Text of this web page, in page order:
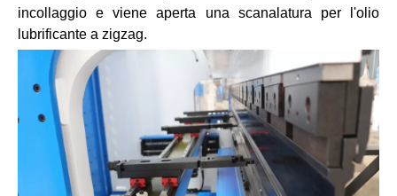
incollaggio e viene aperta una scanalatura per l'olio
lubrificante a zigzag.